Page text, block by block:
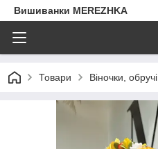
Вишиванки MEREZHKA
Товари Віночки, обручі